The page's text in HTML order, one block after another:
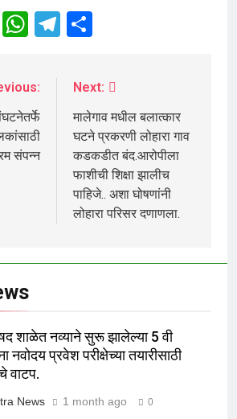
EmailWhatsApp
Telegram
संपन्न
Next:
मालेगाव मधील बलात्कार
घटने प्रकरणी लोहारा गाव
कडकडीत बंद.आरोपीला
फाशीची शिक्षा झालीच
पाहिजे.. अशा घोषणांनी
लोहारा परिसर दणाणला.
शाळेत नव्याने सुरू झालेल्या 5 वी
नवोदय प्रवेश परीक्षेच्या तयारीसाठी
वाटप.
News 1 month ago 0